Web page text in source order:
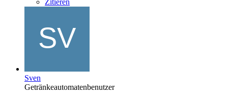
Sven
Getränkeautomatenbenutzer